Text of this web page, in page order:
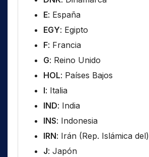
E: España
EGY: Egipto
F: Francia
G: Reino Unido
HOL: Países Bajos
I: Italia
IND: India
INS: Indonesia
IRN: Irán (Rep. Islámica del)
J: Japón